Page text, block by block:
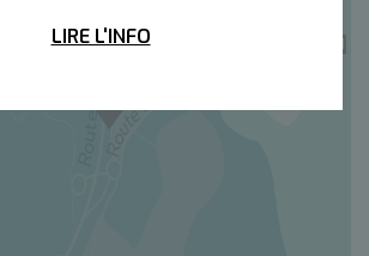
LIRE L'INFO